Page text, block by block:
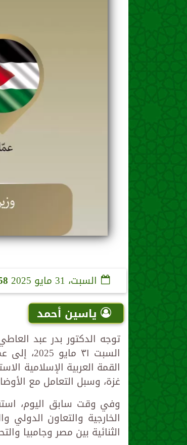
السبت، 31 مايو 2025
ياسين أحمد
توجه الدكتور بدر عبد
السبت ٣١
القمة العربية الإسلامية
غزة، وسبل التعامل مع
الخارجية والتعاون
الثنائية بين مصر وجامبيا